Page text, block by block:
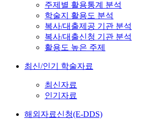
주제별 활용통계 분석
학술지 활용도 분석
복사/대출제공 기관 분석
복사/대출신청 기관 분석
활용도 높은 주제
최신/인기 학술자료
최신자료
인기자료
해외자료신청(E-DDS)